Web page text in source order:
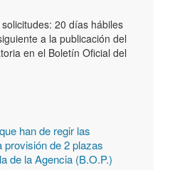
20 días hábiles
a la publicación del
en el Boletín Oficial del
han de regir las
de 2 plazas
de la Agencia (B.O.P.)